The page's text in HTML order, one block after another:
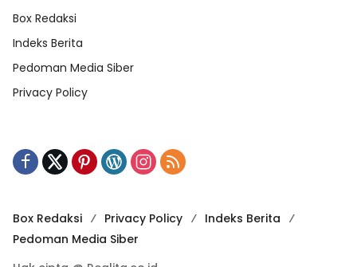
Box Redaksi
Indeks Berita
Pedoman Media Siber
Privacy Policy
Box Redaksi Privacy Policy
Indeks Berita
Pedoman Media Siber